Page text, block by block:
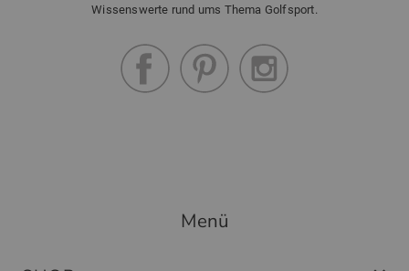
Wissenswerte rund ums Thema Golfsport.
Menü